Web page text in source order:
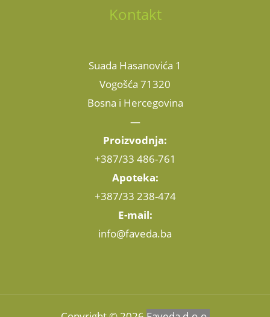
Kontakt
Suada Hasanovića 1
Vogošća 71320
Bosna i Hercegovina
—
Proizvodnja:
+387/33 486-761
Apoteka:
+387/33 238-474
E-mail:
info@faveda.ba